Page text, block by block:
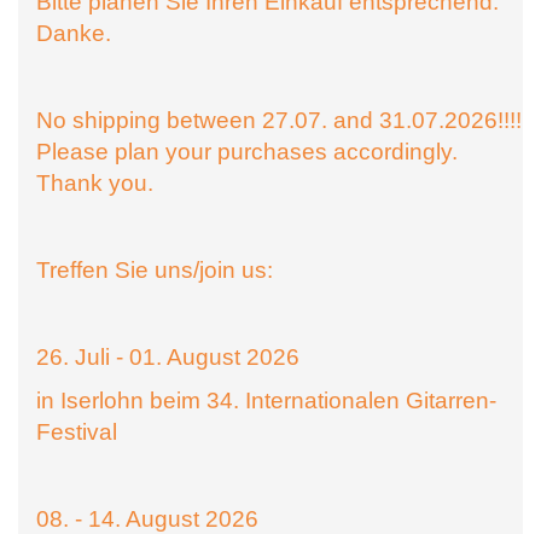
Danke.
No shipping between 27.07. and 31.07.2026!!!!
Please plan your purchases accordingly.
Thank you.
Treffen Sie uns/join us:
26. Juli - 01. August 2026
in Iserlohn beim 34. Internationalen Gitarren-
Festival
08. - 14. August 2026